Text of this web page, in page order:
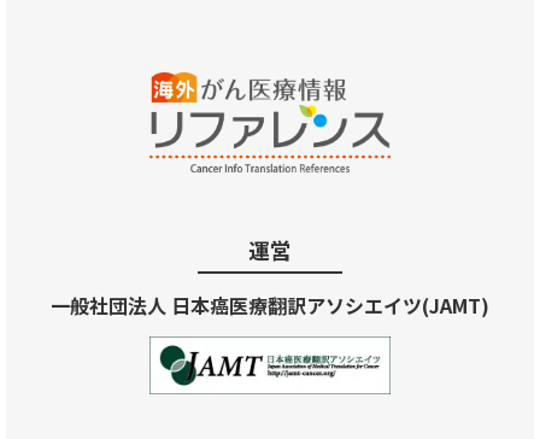
運営
一般社団法人 日本癌医療翻訳アソシエイツ(JAMT)